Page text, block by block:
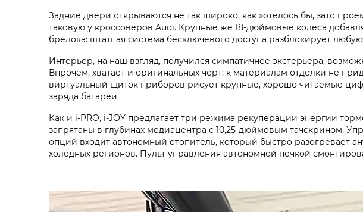
Задние двери открываются не так широко, как хотелось бы, зато
таковую у кроссоверов Audi. Крупные же 18‑дюймовые колеса
брелока: штатная система бесключевого доступа разблокирует
Интерьер, на наш взгляд, получился симпатичнее экстерьера,
Впрочем, хватает и оригинальных черт: к материалам отделки не
виртуальный щиток приборов рисует крупные, хорошо читаемые
заряда батареи.
Как и i‑PRO, i‑JOY предлагает три режима рекуперации энергии
запрятаны в глубинах медиацентра с 10,25‑дюймовым тачскрином.
опций входит автономный отопитель, который быстро разогревает
холодных регионов. Пульт управления автономной печкой